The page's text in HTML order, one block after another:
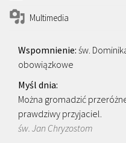
Multimedia
św.
obowiązkowe
Można gromadzić
prawdziwy przyjaciel.
św. Jan Chryzostom